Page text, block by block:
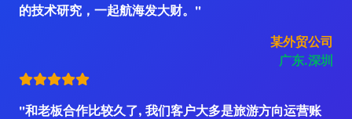
的技术研究，一起航海发大财。"
某外贸公司
广东.深圳
"和老板合作比较久了, 我们客户大多是旅游方向运营账